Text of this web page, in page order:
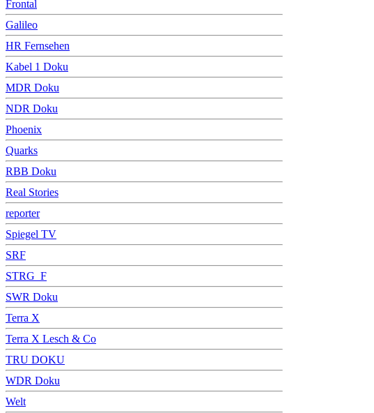
Frontal
Galileo
HR Fernsehen
Kabel 1 Doku
MDR Doku
NDR Doku
Phoenix
Quarks
RBB Doku
Real Stories
reporter
Spiegel TV
SRF
STRG_F
SWR Doku
Terra X
Terra X Lesch & Co
TRU DOKU
WDR Doku
Welt